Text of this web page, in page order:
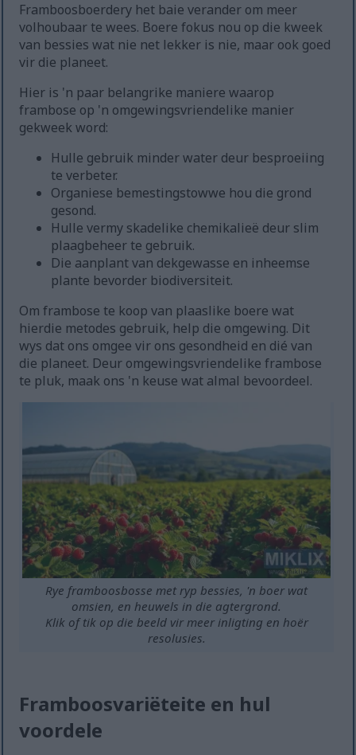
Framboosboerdery het baie verander om meer
volhoubaar te wees. Boere fokus nou op die kweek
van bessies wat nie net lekker is nie, maar ook goed
vir die planeet.
Hier is 'n paar belangrike maniere waarop
frambose op 'n omgewingsvriendelike manier
gekweek word:
Hulle gebruik minder water deur besproeiing
te verbeter.
Organiese bemestingstowwe hou die grond
gesond.
Hulle vermy skadelike chemikalieë deur slim
plaagbeheer te gebruik.
Die aanplant van dekgewasse en inheemse
plante bevorder biodiversiteit.
Om frambose te koop van plaaslike boere wat
hierdie metodes gebruik, help die omgewing. Dit
wys dat ons omgee vir ons gesondheid en dié van
die planeet. Deur omgewingsvriendelike frambose
te pluk, maak ons 'n keuse wat almal bevoordeel.
Rye framboosbosse met ryp bessies, 'n boer wat
omsien, en heuwels in die agtergrond.
Klik of tik op die beeld vir meer inligting en hoër
resolusies.
Framboosvariëteite en hul
voordele